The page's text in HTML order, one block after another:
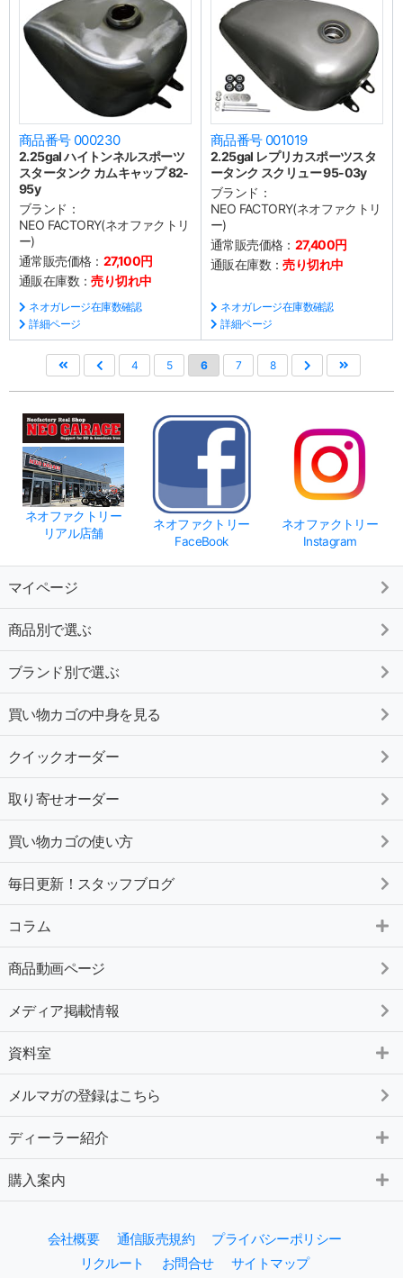
商品番号 000230
2.25gal ハイトンネルスポーツ
スタータンク カムキャップ 82-
95y
ブランド：
NEO FACTORY(ネオファクトリ
ー)
通常販売価格： 27,100円
通販在庫数：売り切れ中
ネオガレージ在庫数確認
詳細ページ
商品番号 001019
2.25gal レプリカスポーツスタ
ータンク スクリュー 95-03y
ブランド：
NEO FACTORY(ネオファクトリ
ー)
通常販売価格： 27,400円
通販在庫数：売り切れ中
ネオガレージ在庫数確認
詳細ページ
4 5 6 7 8
ネオファクトリー
リアル店舗
ネオファクトリー
FaceBook
ネオファクトリー
Instagram
マイページ
商品別で選ぶ
ブランド別で選ぶ
買い物カゴの中身を見る
クイックオーダー
取り寄せオーダー
買い物カゴの使い方
毎日更新！スタッフブログ
コラム
商品動画ページ
メディア掲載情報
資料室
メルマガの登録はこちら
ディーラー紹介
購入案内
会社概要 通信販売規約
プライバシーポリシー
リクルート
お問合せ サイトマップ